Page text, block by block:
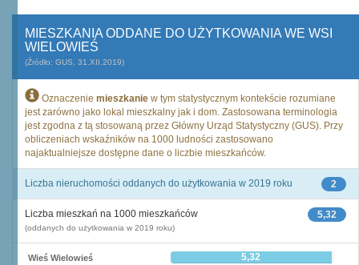
MIESZKANIA ODDANE DO UŻYTKOWANIA WE WSI
WIELOWIEŚ
(Źródło: GUS, 31.XII.2019)
Oznaczenie mieszkanie w tym statystycznym kontekście rozumiane
jest zarówno jako lokal mieszkalny jak i dom. Zastosowana terminologia
jest zgodna z tą stosowaną przez Główny Urząd Statystyczny (GUS). Przy
obliczeniach wskaźników na 1000 ludności zastosowano
najaktualniejsze dostępne dane o liczbie mieszkańców.
2
Liczba nieruchomości oddanych do użytkowania w 2019 roku
5,32
Liczba mieszkań na 1000 mieszkańców
(oddanych do użytkowania w 2019 roku)
Wieś Wielowieś 5,32